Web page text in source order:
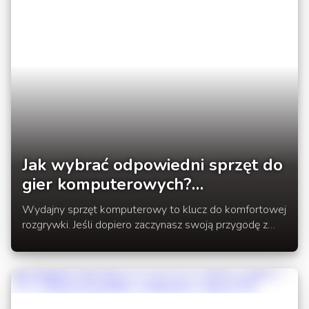
Jak wybrać odpowiedni sprzęt do
gier komputerowych?
Przewodnik dla graczy
Wydajny sprzęt komputerowy to klucz do komfortowej
rozgrywki. Jeśli dopiero zaczynasz swoją przygodę z
mają poszczególne komponenty. Oto krótki przewodnik
dla początkujących.